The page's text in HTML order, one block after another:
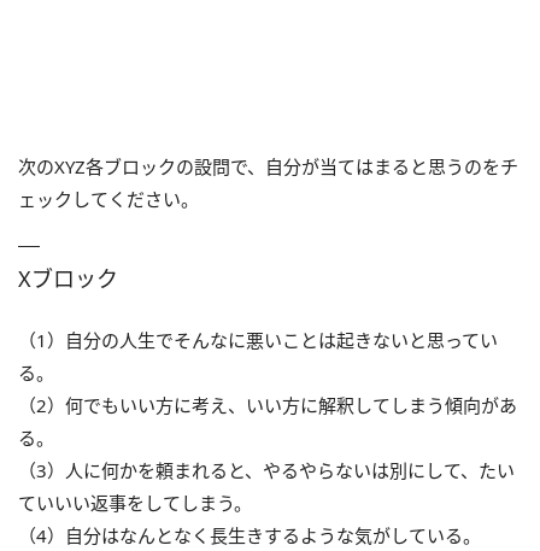
次のXYZ各ブロックの設問で、自分が当てはまると思うのをチ
ェックしてください。
Xブロック
（1）自分の人生でそんなに悪いことは起きないと思ってい
る。
（2）何でもいい方に考え、いい方に解釈してしまう傾向があ
る。
（3）人に何かを頼まれると、やるやらないは別にして、たい
ていいい返事をしてしまう。
（4）自分はなんとなく長生きするような気がしている。